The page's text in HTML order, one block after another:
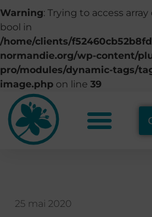
Warning: Trying to access
bool in
/home/clients/
normandie.org/wp-content/
pro/modules/dynamic-tags/
image.php on line 39
25 mai 2020